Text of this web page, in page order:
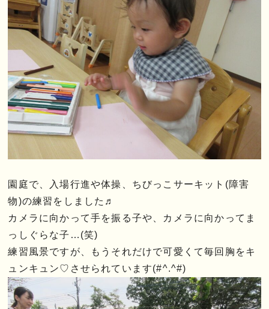
園庭で、入場行進や体操、ちびっこサーキット(障害
物)の練習をしました♬
カメラに向かって手を振る子や、カメラに向かってま
っしぐらな子…(笑)
練習風景ですが、もうそれだけで可愛くて毎回胸をキ
ュンキュン♡させられています(#^.^#)